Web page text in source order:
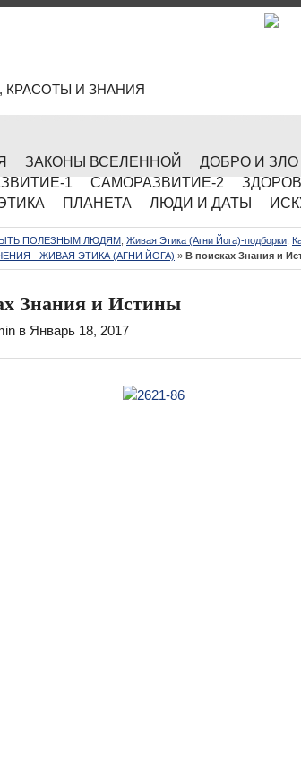
КРАСОТЫ И ЗНАНИЯ
ЗАКОНЫ ВСЕЛЕННОЙ ДОБРО И ЗЛО
1
САМОРАЗВИТИЕ-2
ПЛАНЕТА ЛЮДИ И ДАТЫ
ПОЛЕЗНЫМ ЛЮДЯМ Живая Этика (Агни Йога)-подборки
- ЖИВАЯ ЭТИКА (АГНИ ЙОГА) » В поисках Знания и
Знания и Истины
в Январь 18, 2017